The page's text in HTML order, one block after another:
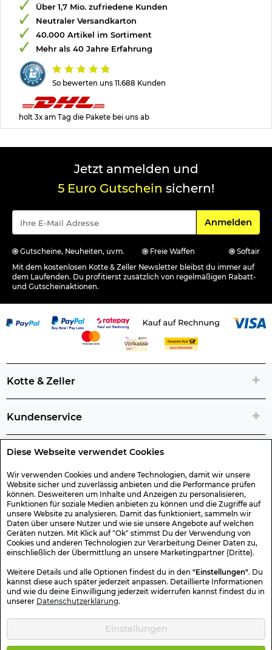
Diese Webseite verwendet Cookies
Wir verwenden Cookies und andere Technologien, damit wir unsere
Website sicher und zuverlässig anbieten und die Performance prüfen
können. Desweiteren um Inhalte und Anzeigen zu personalisieren,
Funktionen für soziale Medien anbieten zu können und die Zugriffe auf
unsere Website zu analysieren. Damit das funktioniert, sammeln wir
Daten über unsere Nutzer und wie sie unsere Angebote auf welchen
Geräten nutzen. Mit Klick auf "Ok" stimmst Du der Verwendung von
Cookies und anderen Technologien zur Verarbeitung Deiner Daten zu,
einschließlich der Übermittlung an unsere Marketingpartner (Dritte).
Weitere Details und alle Optionen findest du in den "Einstellungen". Du
kannst diese auch später jederzeit anpassen. Detaillierte Informationen
und wie du deine Einwilligung jederzeit widerrufen kannst findest du in
unserer Datenschutzerklärung.
Einstellungen
So bewerten uns 11.688 Kunden
Über 1,7 Mio. zufriedene Kunden
Neutraler Versandkarton
40.000 Artikel im Sortiment
Mehr als 40 Jahre Erfahrung
holt 3x am Tag die Pakete bei uns ab
Jetzt anmelden und
5 Euro Gutschein sichern!
Für den
Anmelden
Gutscheine, Neuheiten, uvm. Freie Waffen
Softair
Mit dem kostenlosen Kotte & Zeller Newsletter bleibst du immer auf
dem Laufenden. Du profitierst zusätzlich von regelmäßigen Rabatt-
und Gutscheinaktionen.
Kotte & Zeller
Kundenservice
Rechtliche Artikelinfos
Geschenk-Gutscheine
Versand & Rücksendung
Sicher Einkaufen
Kotte & Zeller 2026 © Alle Rechte vorbehalten. Die durchgestrichenen